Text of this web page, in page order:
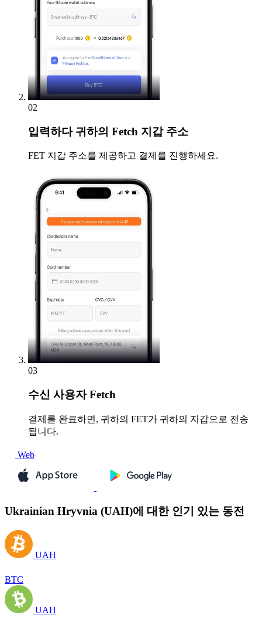
02
입력하다귀하의 Fetch 지갑 주소
FET 지갑 주소를 제공하고 결제를 진행하세요.
03
수신 사용자 Fetch
결제를 완료하면, 귀하의 FET가 귀하의 지갑으로 전송
됩니다.
Web
Ukrainian Hryvnia (UAH)에 대한 인기 있는 동전
UAH
BTC
UAH